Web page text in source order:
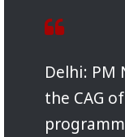
Delhi: PM
the CAG